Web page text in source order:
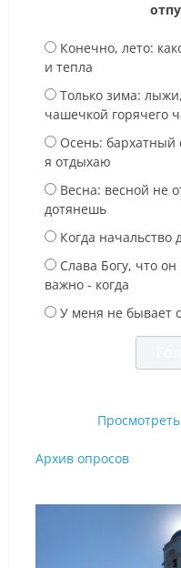
Конечно, лето:
и тепла
Только зима:
чашечкой горячего
Осень: бархатный
я отдыхаю
Весна: весной не
дотянешь
Когда начальство
Слава Богу, что
важно - когда
У меня не бывает
Архив опросов